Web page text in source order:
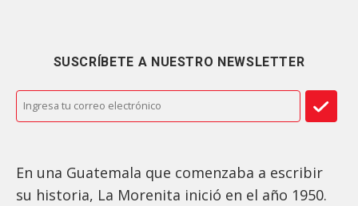
SUSCRÍBETE A NUESTRO NEWSLETTER
En una Guatemala que comenzaba a escribir
su historia, La Morenita inició en el año 1950.